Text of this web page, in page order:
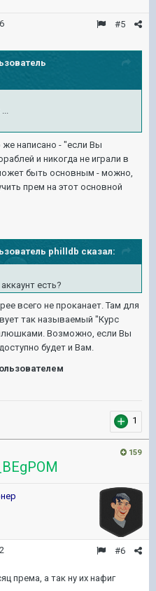
#5
же написано - "если Вы
и никогда не играли в
быть основным - можно,
прем на этот основной
philldb сказал:
есть?
всего не проканает. Там для
так называемый "Курс
Возможно, если Вы
будет и Вам.
1
159
#6
према, а так ну их нафиг